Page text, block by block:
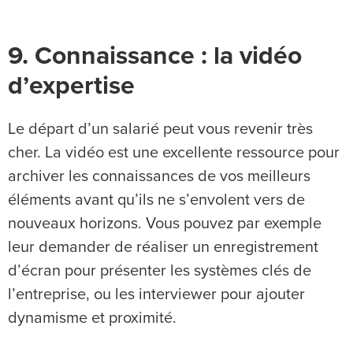
9. Connaissance : la vidéo
d’expertise
Le départ d’un salarié peut vous revenir très
cher. La vidéo est une excellente ressource pour
archiver les connaissances de vos meilleurs
éléments avant qu’ils ne s’envolent vers de
nouveaux horizons. Vous pouvez par exemple
leur demander de réaliser un enregistrement
d’écran pour présenter les systèmes clés de
l’entreprise, ou les interviewer pour ajouter
dynamisme et proximité.